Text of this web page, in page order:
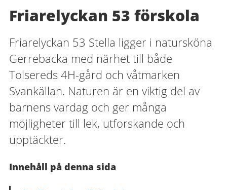
Friarelyckan 53 förskola
Friarelyckan 53 Stella ligger i natursköna
Gerrebacka med närhet till både
Tolsereds 4H-gård och våtmarken
Svankällan. Naturen är en viktig del av
barnens vardag och ger många
möjligheter till lek, utforskande och
upptäckter.
Innehåll på denna sida